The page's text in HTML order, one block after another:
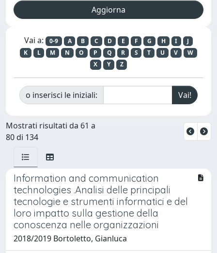
Vai a: 0-9 A B C D E F G H I
J
K
L M N O P Q R S T U V
W
X
Y Z
o inserisci le iniziali:
Mostrati risultati da 61 a
80 di 134
Information and communication
technologies .Analisi delle principali
tecnologie e strumenti informatici e del
loro impatto sulla gestione della
conoscenza nelle organizzazioni
2018/2019 Bortoletto, Gianluca